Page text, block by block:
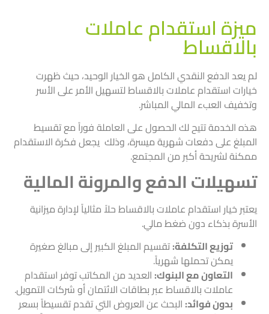
ميزة استقدام عاملات
بالاقساط
لم يعد الدفع النقدي الكامل هو الخيار الوحيد، حيث ظهرت
خيارات استقدام عاملات بالاقساط لتسهيل الأمر على الأسر
وتخفيف العبء المالي المباشر.
هذه الخدمة تتيح لك الحصول على العاملة فوراً مع تقسيط
المبلغ على دفعات شهرية ميسرة، وذلك يجعل فكرة الاستقدام
ممكنة لشريحة أكبر من المجتمع.
تسهيلات الدفع والمرونة المالية
يعتبر خيار استقدام عاملات بالاقساط حلاً مثالياً لإدارة ميزانية
الأسرة بذكاء دون ضغط مالي.
توزيع التكلفة:تقسيم المبلغ الكبير إلى مبالغ صغيرة
يمكن تحملها شهرياً.
التعاون مع البنوك:العديد من المكاتب توفر استقدام
عاملات بالاقساط عبر بطاقات الائتمان أو شركات التمويل.
بدون فوائد:البحث عن العروض التي تقدم تقسيطاً بسعر